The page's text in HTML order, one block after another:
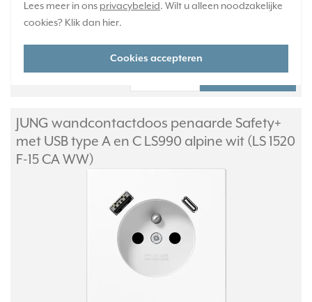
Lees meer in ons privacybeleid. Wilt u alleen noodzakelijke
cookies? Klik dan hier.
Cookies accepteren
1-2 weken
Huidige voorraad:
0 stuk(s)
79,95
JUNG wandcontactdoos penaarde Safety+
met USB type A en C LS990 alpine wit (LS 1520
F-15 CA WW)